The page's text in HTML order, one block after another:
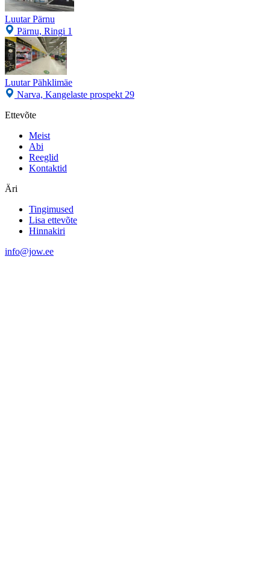
Luutar Pärnu
Pärnu, Ringi 1
Luutar Pähklimäe
Narva, Kangelaste prospekt 29
Ettevõte
Meist
Abi
Reeglid
Kontaktid
Äri
Tingimused
Lisa ettevõte
Hinnakiri
info@jow.ee